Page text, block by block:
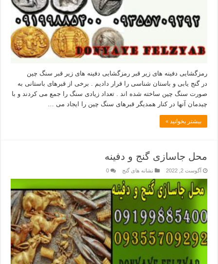
رمزگشایی دفینه های زیر قبر رمزگشایی دفینه های زیر قبر سنگ چین
در گنج یابی و باستان شناسی را قرار دادیم . برخی از قبرهای باستانی به
صورت سنگ چین ساخته شده اند . تعداد زیادی سنگ را جمع می کردند و با
چیدمان آنها در کنار همدیگر قبرهای سنگ چین را ایجاد می …
بیشتر بخوانید »
محل جاسازی گنج و دفینه
آگوست 2, 2022 نشانه های گنج 0